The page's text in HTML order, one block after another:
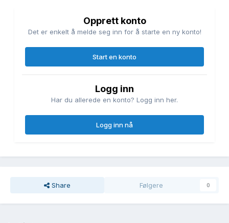
Opprett konto
Det er enkelt å melde seg inn for å starte en ny konto!
Start en konto
Logg inn
Har du allerede en konto? Logg inn her.
Logg inn nå
Share Følgere 0